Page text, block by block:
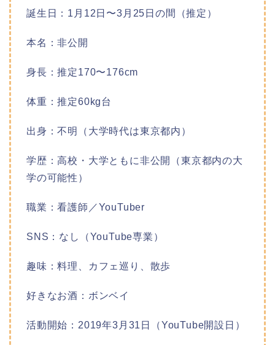
誕生日：1月12日〜3月25日の間（推定）
本名：非公開
身長：推定170〜176cm
体重：推定60kg台
出身：不明（大学時代は東京都内）
学歴：高校・大学ともに非公開（東京都内の大
学の可能性）
職業：看護師／YouTuber
SNS：なし（YouTube専業）
趣味：料理、カフェ巡り、散歩
好きなお酒：ボンベイ
活動開始：2019年3月31日（YouTube開設日）